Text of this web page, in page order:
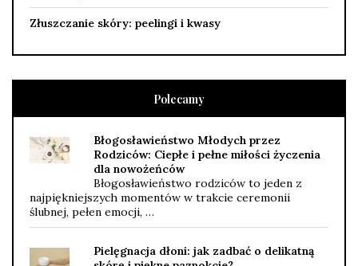
Złuszczanie skóry: peelingi i kwasy
Polecamy
Błogosławieństwo Młodych przez
Rodziców: Ciepłe i pełne miłości życzenia
dla nowożeńców
Błogosławieństwo rodziców to jeden z
najpiękniejszych momentów w trakcie ceremonii
ślubnej, pełen emocji, …
Pielęgnacja dłoni: jak zadbać o delikatną